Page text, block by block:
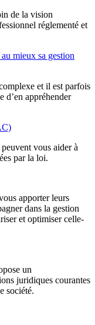
de la vision
réglementé et
mieux sa gestion
et il est parfois
d’en appréhender
vous aider à
par la loi.
apporter leurs
dans la gestion
et optimiser celle-
un
juridiques courantes
société.